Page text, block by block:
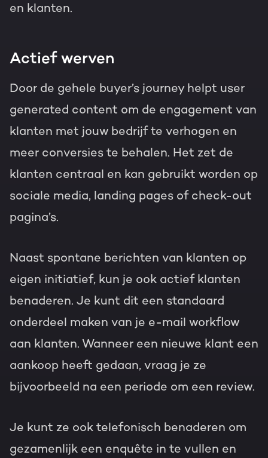
en klanten.
Actief werven
Door de gehele buyer’s journey helpt user
generated content om de engagement van
klanten met jouw bedrijf te verhogen en
meer conversies te behalen. Het zet de
klanten centraal en kan gebruikt worden op
sociale media, landing pages of check-out
pagina’s.
Naast spontane berichten van klanten op
eigen initiatief, kun je ook actief klanten
benaderen. Je kunt dit een standaard
onderdeel maken van je e-mail workflow
aan klanten. Wanneer een nieuwe klant een
aankoop heeft gedaan, vraag je ze
bijvoorbeeld na een periode om een review.
Je kunt ze ook telefonisch benaderen om
gezamenlijk een enquête in te vullen en